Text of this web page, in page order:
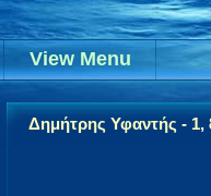
View Menu
Δημήτρης Υφαντής - 1,